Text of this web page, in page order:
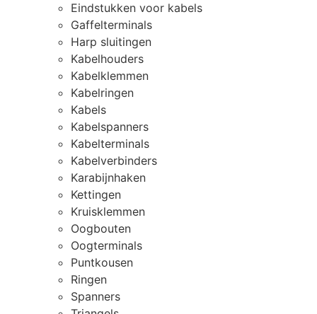
Eindstukken voor kabels
Gaffelterminals
Harp sluitingen
Kabelhouders
Kabelklemmen
Kabelringen
Kabels
Kabelspanners
Kabelterminals
Kabelverbinders
Karabijnhaken
Kettingen
Kruisklemmen
Oogbouten
Oogterminals
Puntkousen
Ringen
Spanners